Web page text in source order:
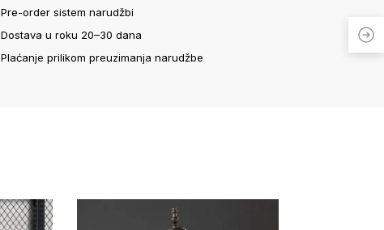
Pre-order sistem narudžbi
Dostava u roku 20–30 dana
Plaćanje prilikom preuzimanja narudžbe